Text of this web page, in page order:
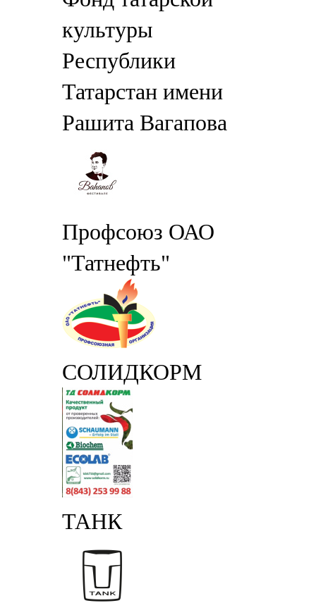
культуры
Республики
Татарстан имени
Рашита Вагапова
Профсоюз ОАО
"Татнефть"
СОЛИДКОРМ
ТАНК